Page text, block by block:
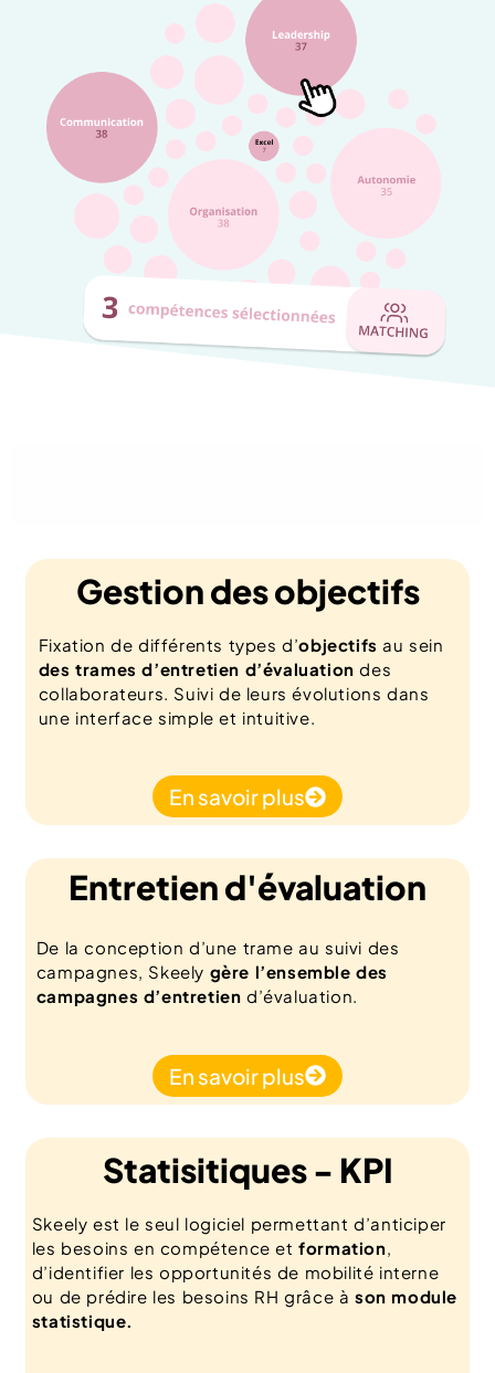
Gestion des objectifs
Fixation de différents types d’objectifs au sein
des trames d’entretien d’évaluation des
collaborateurs. Suivi de leurs évolutions dans
une interface simple et intuitive.
En savoir plus
Entretien d'évaluation
De la conception d’une trame au suivi des
campagnes, Skeely gère l’ensemble des
campagnes d’entretien d’évaluation.
En savoir plus
Statisitiques - KPI
Skeely est le seul logiciel permettant d’anticiper
les besoins en compétence etformation
d’identifier les opportunités de mobilité interne
ou de prédire les besoins RH grâce àson module
statistique.